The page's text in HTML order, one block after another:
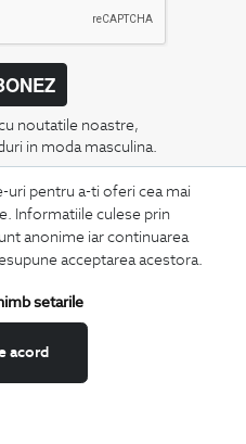
pentru a-ti oferi cea mai
Informatiile culese prin
anonime iar continuarea
acceptarea acestora.
acord
setarile
noutatile noastre,
in moda masculina.
conditii
si retur